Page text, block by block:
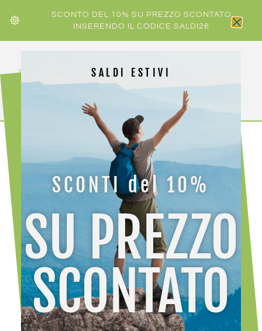
SCONTO DEL 10% SU PREZZO SCONTATO
INSERENDO IL CODICE SALDI26
HOME /SKI TRAB / SKI TRAB BASTONE VERTICAL
SALDI ESTIVI
SCONTI del 10%
SU PREZZO
SCONTATO